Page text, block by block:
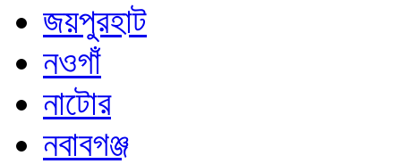
জয়পুরহাট
নওগাঁ
নাটোর
নবাবগঞ্জ